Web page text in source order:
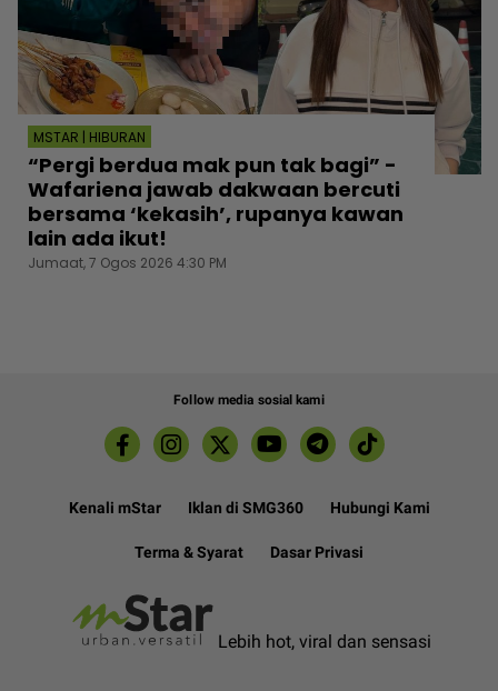
MSTAR | HIBURAN
“Pergi berdua mak pun tak bagi” -
Wafariena jawab dakwaan bercuti
bersama ‘kekasih’, rupanya kawan
lain ada ikut!
Jumaat, 7 Ogos 2026 4:30 PM
Follow media sosial kami
Kenali mStar Iklan di SMG360 Hubungi Kami
Terma & Syarat Dasar Privasi
Lebih hot, viral dan sensasi